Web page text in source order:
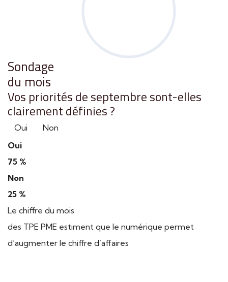
Sondage
du mois
Vos priorités de septembre sont-elles
clairement définies ?
Oui
Non
Oui
75 %
Non
25 %
Le chiffre du mois
des TPE PME estiment que le numérique permet
d’augmenter le chiffre d’affaires